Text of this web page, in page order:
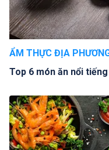
ẨM THỰC ĐỊA
Top 6 món ăn nổi